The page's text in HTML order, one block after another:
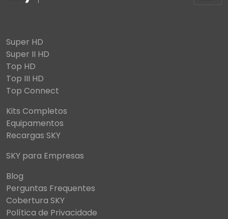
Super HD
Super II HD
Top HD
Top III HD
Top Connect
Kits Completos
Equipamentos
Recargas SKY
SKY para Empresas
Blog
Perguntas Frequentes
Cobertura SKY
Política de Privacidade